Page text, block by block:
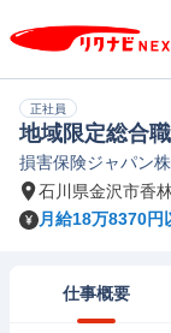
正社員
地域限定総合職
損害保険ジャパン
石川県金沢市香
月給18万8370円
仕事概要